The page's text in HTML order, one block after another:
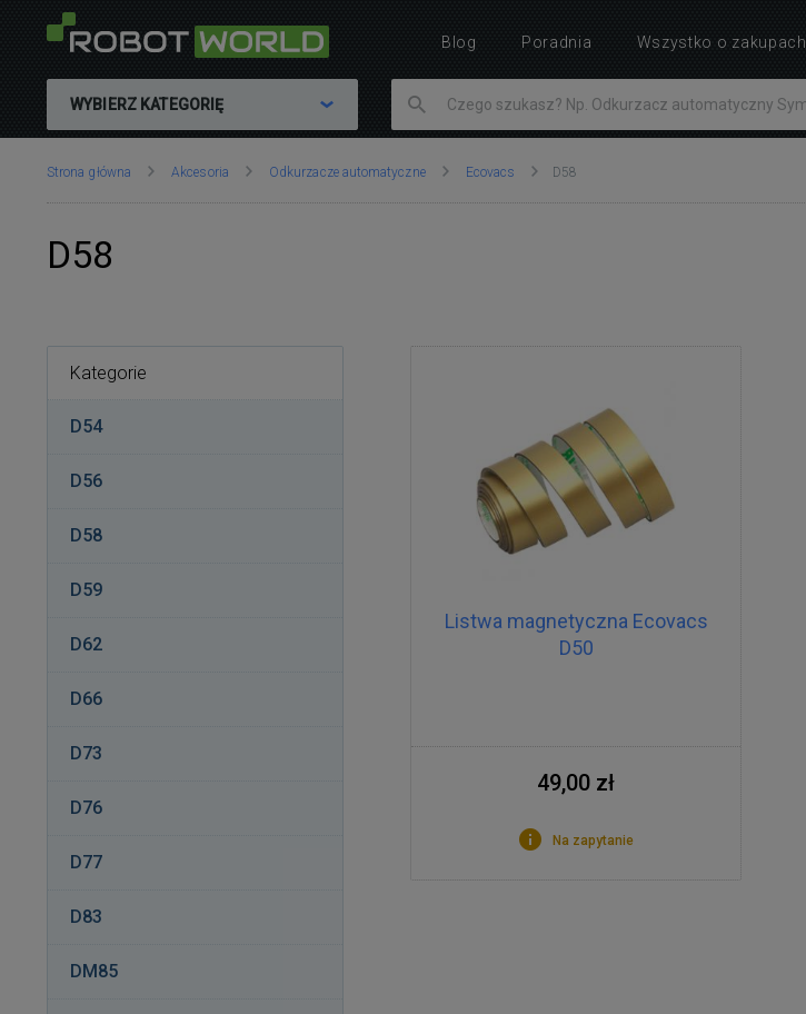
WYBIERZ KATEGORIĘ
Znajdujesz
Strona główna Akcesoria Odkurzacze automatyczne Ecovacs D58
D58
Listwa magnetyczna Ecovacs
D50
49,00 zł
Na zapytanie
Kategorie
D54
D56
D58
D59
D62
D66
D73
D76
D77
D83
DM85
Blog Poradnia Wszystko o zakupach